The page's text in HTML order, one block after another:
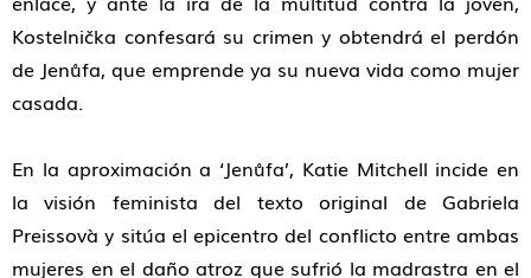
Kostelnička confesará su crimen y obtendrá el perdón
de Jenůfa, que emprende ya su nueva vida como mujer
casada.
En la aproximación a ‘Jenůfa’, Katie Mitchell incide en
la visión feminista del texto original de Gabriela
Preissovà y sitúa el epicentro del conflicto entre ambas
mujeres en el daño atroz que sufrió la madrastra en el